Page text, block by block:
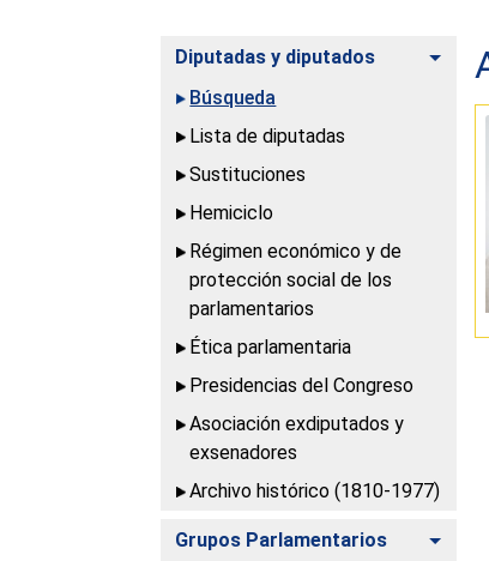
Diputadas y diputados
Búsqueda
Lista de diputadas
Sustituciones
Hemiciclo
Régimen económico y de
protección social de los
parlamentarios
Ética parlamentaria
Presidencias del Congreso
Asociación exdiputados y
exsenadores
Archivo histórico (1810-1977)
Grupos Parlamentarios